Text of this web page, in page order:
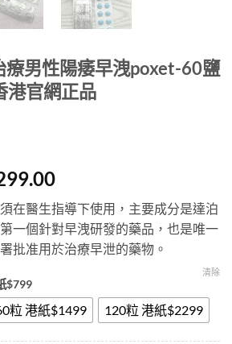
男性陽痿早洩poxet-60鹽
港官網正品
Price
range:
$799.00
through
$2,299.00
在醫生指導下使用，主要成分是達泊
一個針對早洩研發的藥品，也是唯一
批准用於治療早泄的藥物。
$799
粒 港紙$1499 120粒 港紙$2299
清除